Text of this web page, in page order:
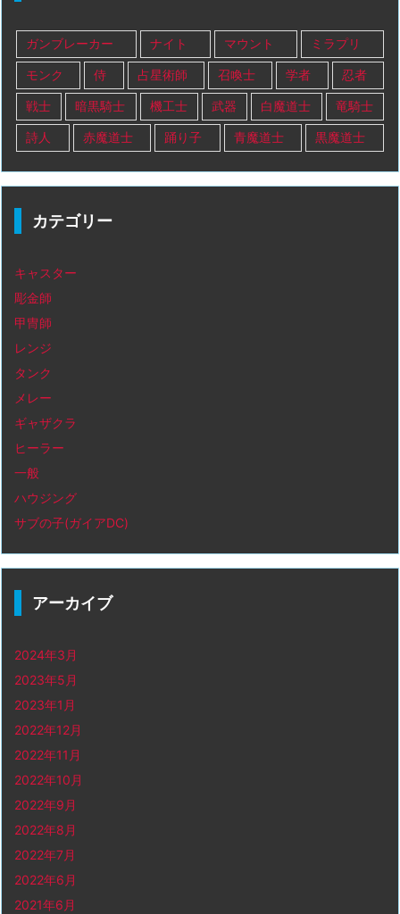
ガンブレーカー ナイト マウント ミラプリ
モンク 侍 占星術師 召喚士 学者 忍者
戦士 暗黒騎士 機工士 武器 白魔道士 竜騎士
詩人 赤魔道士 踊り子 青魔道士 黒魔道士
カテゴリー
キャスター
彫金師
甲冑師
レンジ
タンク
メレー
ギャザクラ
ヒーラー
一般
ハウジング
サブの子(ガイアDC)
アーカイブ
2024年3月
2023年5月
2023年1月
2022年12月
2022年11月
2022年10月
2022年9月
2022年8月
2022年7月
2022年6月
2021年6月